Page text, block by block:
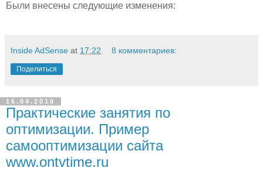
Были внесены следующие изменения:
Inside AdSense at 17:22 8 комментариев:
Поделиться
16.04.2010
Практические занятия по
оптимизации. Пример
самооптимизации сайта
www.ontvtime.ru